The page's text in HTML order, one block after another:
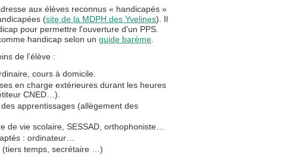
aux élèves reconnus « handicapés »
(site de la MDPH des Yvelines). Il
pour permettre l'ouverture d'un PPS.
handicap selon un guide barème
de l’élève :
cours à domicile.
en charge extérieures durant les heures
CNED…).
apprentissages (allègement des
de vie scolaire, SESSAD, orthophoniste…
: ordinateur…
(tiers temps, secrétaire …)